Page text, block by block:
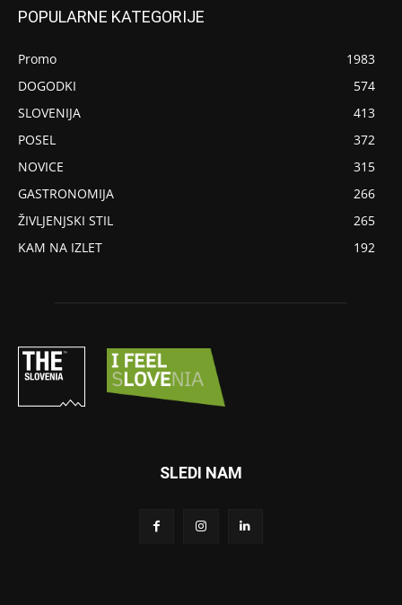
POPULARNE KATEGORIJE
Promo
1983
DOGODKI
574
SLOVENIJA
413
POSEL
372
NOVICE
315
GASTRONOMIJA
266
ŽIVLJENJSKI STIL
265
KAM NA IZLET
192
SLEDI NAM